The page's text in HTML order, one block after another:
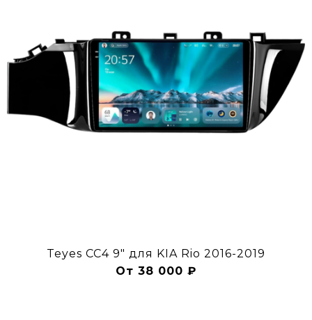
Teyes CC4 9" для KIA Rio 2016-2019
От 38 000 ₽